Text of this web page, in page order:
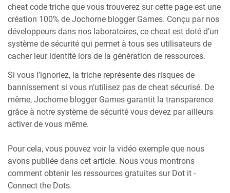
cheat code triche que vous trouverez sur cette page est une
création 100% de Jochorne blogger Games. Conçu par nos
développeurs dans nos laboratoires, ce cheat est doté d’un
système de sécurité qui permet à tous ses utilisateurs de
cacher leur identité lors de la génération de ressources.
Si vous l’ignoriez, la triche représente des risques de
bannissement si vous n’utilisez pas de cheat sécurisé. De
même, Jochorne blogger Games garantit la transparence
grâce à notre système de sécurité vous devez par ailleurs
activer de vous même.
Pour cela, vous pouvez voir la vidéo exemple que nous
avons publiée dans cet article. Nous vous montrons
comment obtenir les ressources gratuites sur Dot it -
Connect the Dots.